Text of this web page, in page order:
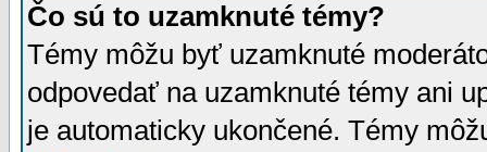
Čo sú to uzamknuté témy?
Témy môžu byť uzamknuté
odpovedať na uzamknuté témy ani
je automaticky ukončené. Témy